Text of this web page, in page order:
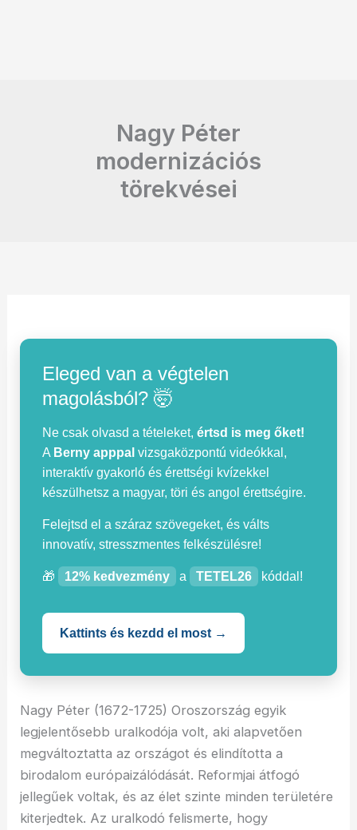
Nagy Péter
modernizációs
törekvései
Eleged van a végtelen
magolásból? 🤯
Ne csak olvasd a tételeket,értsd is meg őket!
A Berny apppal vizsgaközpontú videókkal,
interaktív gyakorló és érettségi kvízekkel
készülhetsz a magyar, töri és angol érettségire.
Felejtsd el a száraz szövegeket, és válts
innovatív, stresszmentes felkészülésre!
🎁 12% kedvezmény a TETEL26 kóddal!
Kattints és kezdd el most →
Nagy Péter (1672-1725) Oroszország egyik
legjelentősebb uralkodója volt, aki alapvetően
megváltoztatta az országot és elindította a
birodalom európaizálódását. Reformjai átfogó
jellegűek voltak, és az élet szinte minden területére
kiterjedtek. Az uralkodó felismerte, hogy